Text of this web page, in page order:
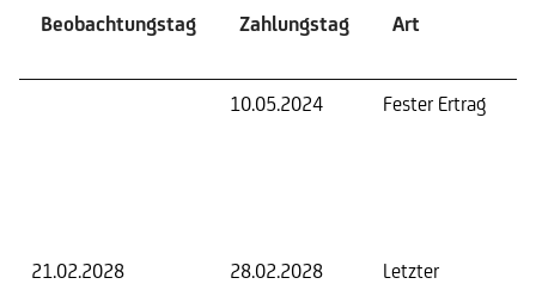
Beobachtungstag Zahlungstag Art
10.05.2024 Fester Ertrag
21.02.2028 28.02.2028
Letzter